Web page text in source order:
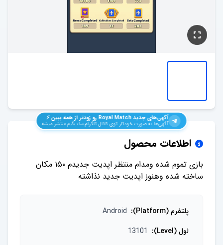
آگهی‌های جدیدRoyal Match رو زودتر از همه ببین ⚡️
آگهی‌ها به صورت خودکار توی کانال تلگرام ساب‌گیم منتشر میشه
اطلاعات محصول
بازی تموم شده ومدام منتظر اپدیت جدیدم ۱۵۰ مکان
ساخته شده وهنوز اپدیت جدید نذاشته
پلتفرم (Platform) :
Android
لول (Level)
:
13101